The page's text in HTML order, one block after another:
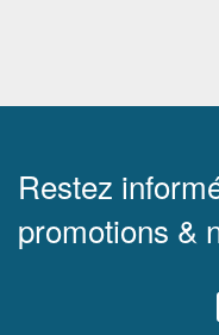
Restez
promotions &